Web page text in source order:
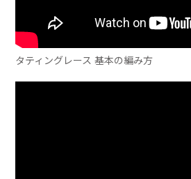
タティングレース 基本の編み方